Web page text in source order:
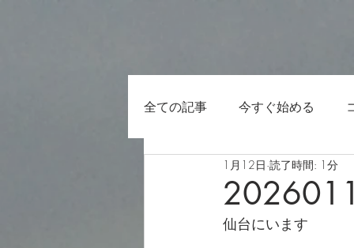
全ての記事 今すぐ始める
1月12日 読了時間: 1分
仙台にいます